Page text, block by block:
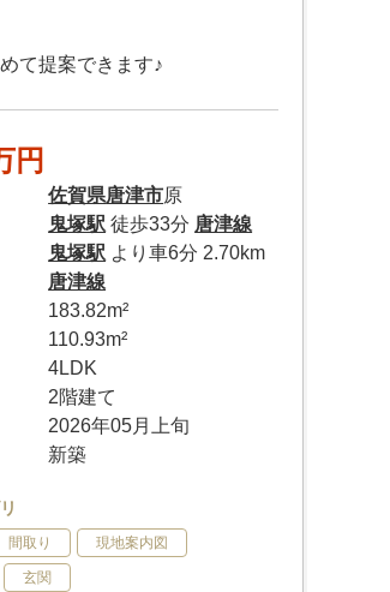
て提案できます♪
円
佐賀県唐津市原
鬼塚駅 徒歩33分 唐津線
鬼塚駅 より車6分 2.70km
唐津線
183.82m²
110.93m²
4LDK
2階建て
2026年05月上旬
新築
間取り 現地案内図
玄関